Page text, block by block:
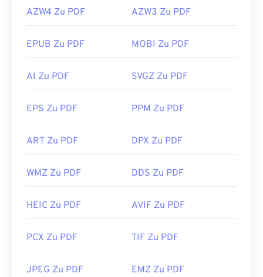
AZW4 Zu PDF AZW3 Zu PDF
EPUB Zu PDF MOBI Zu PDF
AI Zu PDF SVGZ Zu PDF
EPS Zu PDF PPM Zu PDF
ART Zu PDF DPX Zu PDF
WMZ Zu PDF DDS Zu PDF
HEIC Zu PDF AVIF Zu PDF
PCX Zu PDF TIF Zu PDF
JPEG Zu PDF EMZ Zu PDF